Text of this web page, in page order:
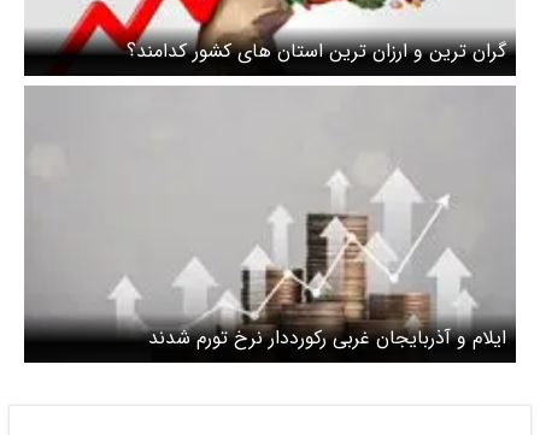
گران ترین و ارزان ترین استان های کشور کدامند؟
ایلام و آذربایجان غربی رکورددار نرخ تورم شدند